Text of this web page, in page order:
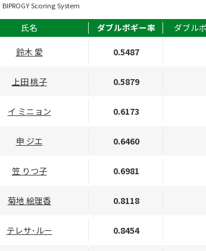
BIPROGY Scoring System
氏名 ダブルボギー率 ダブル
鈴木 愛 0.5487
上田 桃子 0.5879
イ ミニョン 0.6173
申 ジエ 0.6460
笠 りつ子 0.6981
菊地 絵理香 0.8118
テレサ･ルー 0.8454